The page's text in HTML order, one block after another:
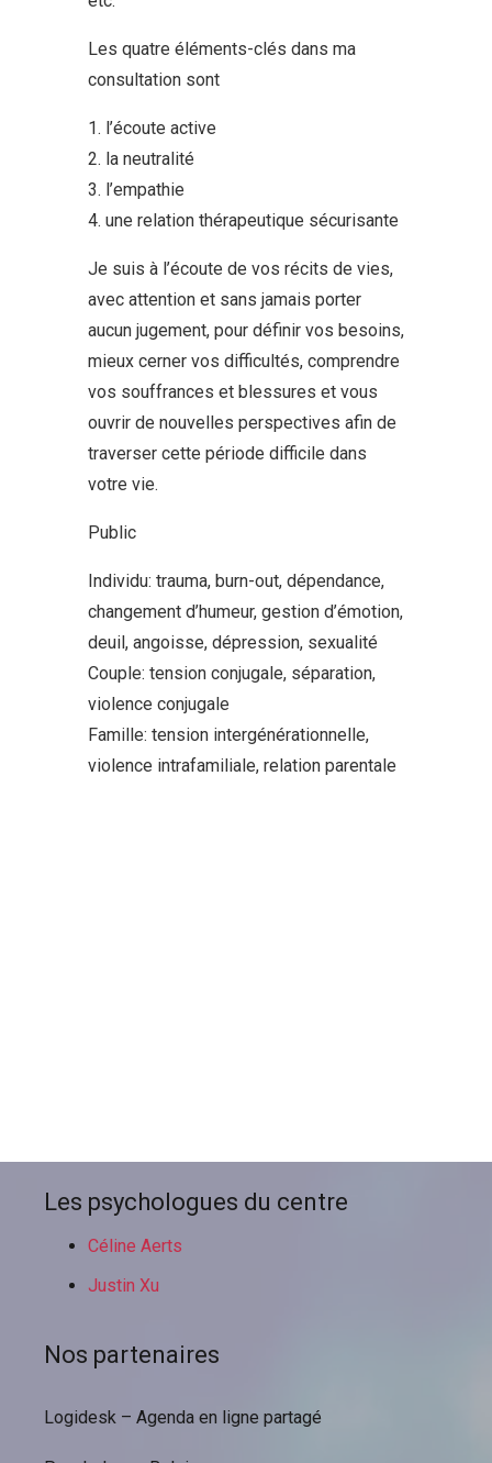
Les quatre éléments-clés dans ma
consultation sont
1. l’écoute active
2. la neutralité
3. l’empathie
4. une relation thérapeutique sécurisante
Je suis à l’écoute de vos récits de vies,
avec attention et sans jamais porter
aucun jugement, pour définir vos besoins,
mieux cerner vos difficultés, comprendre
vos souffrances et blessures et vous
ouvrir de nouvelles perspectives afin de
traverser cette période difficile dans
votre vie.
Public
Individu: trauma, burn-out, dépendance,
changement d’humeur, gestion d’émotion,
deuil, angoisse, dépression, sexualité
Couple: tension conjugale, séparation,
violence conjugale
Famille: tension intergénérationnelle,
violence intrafamiliale, relation parentale
Les psychologues du centre
Céline Aerts
Justin Xu
Nos partenaires
Logidesk – Agenda en ligne partagé